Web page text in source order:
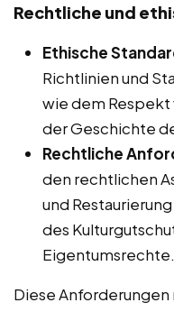
Rechtliche und
Ethische
Richtlinien und
wie dem Respekt
der Geschichte
Rechtliche
den rechtlichen
und
des
Eigentumsrechte.
Diese